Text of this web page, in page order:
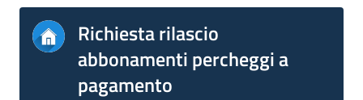
Richiesta rilascio
abbonamenti percheggi a
pagamento